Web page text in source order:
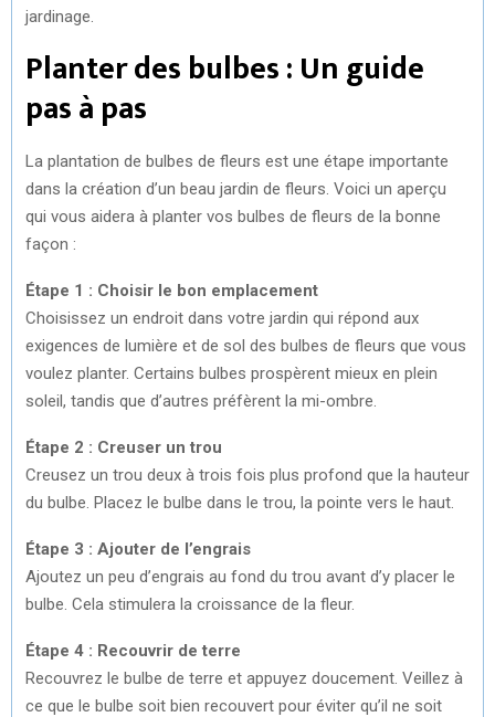
jardinage.
Planter des bulbes : Un guide
pas à pas
La plantation de bulbes de fleurs est une étape importante
dans la création d’un beau jardin de fleurs. Voici un aperçu
qui vous aidera à planter vos bulbes de fleurs de la bonne
façon :
Étape 1 : Choisir le bon emplacement
Choisissez un endroit dans votre jardin qui répond aux
exigences de lumière et de sol des bulbes de fleurs que vous
voulez planter. Certains bulbes prospèrent mieux en plein
soleil, tandis que d’autres préfèrent la mi-ombre.
Étape 2 : Creuser un trou
Creusez un trou deux à trois fois plus profond que la hauteur
du bulbe. Placez le bulbe dans le trou, la pointe vers le haut.
Étape 3 : Ajouter de l’engrais
Ajoutez un peu d’engrais au fond du trou avant d’y placer le
bulbe. Cela stimulera la croissance de la fleur.
Étape 4 : Recouvrir de terre
Recouvrez le bulbe de terre et appuyez doucement. Veillez à
ce que le bulbe soit bien recouvert pour éviter qu’il ne soit